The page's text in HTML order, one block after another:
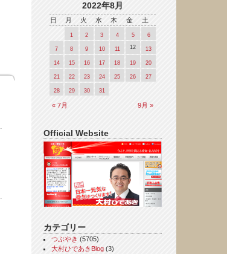
2022年8月
日 月 火 水 木 金 土
« 7月 9月 »
1 2 3 4 5 6
7 8 9 10 11 12 13
14 15 16 17 18 19 20
21 22 23 24 25 26 27
28 29 30 31
Official Website
カテゴリー
つぶやき (5705)
大村ひであきBlog (3)